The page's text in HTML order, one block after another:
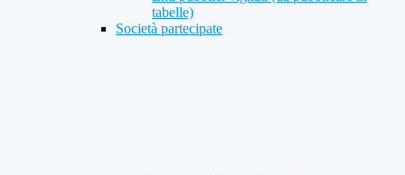
tabelle)
Società partecipate